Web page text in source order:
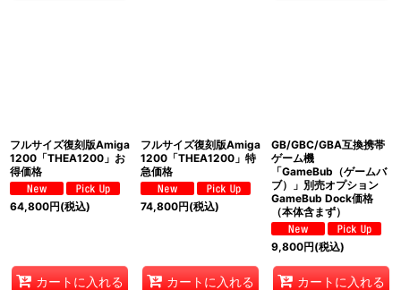
フルサイズ復刻版Amiga
1200「THEA1200」お
得価格
64,800円(税込)
カートに入れる
フルサイズ復刻版Amiga
1200「THEA1200」特
急価格
74,800円(税込)
カートに入れる
GB/GBC/GBA互換携帯
ゲーム機
「GameBub（ゲームバ
ブ）」別売オプション
GameBub Dock価格
（本体含まず）
9,800円(税込)
カートに入れる